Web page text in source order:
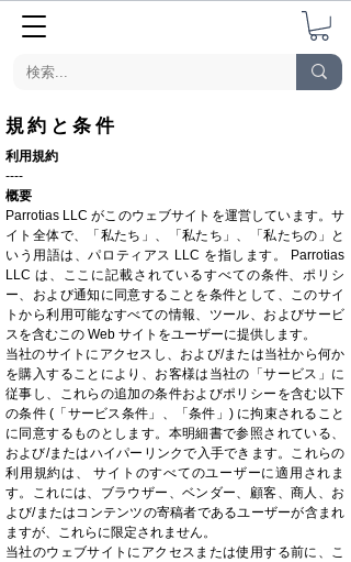
規約と条件
利用規約
----
概要
Parrotias LLC がこのウェブサイトを運営しています。サ
イト全体で、「私たち」、「私たち」、「私たちの」と
いう用語は、パロティアス LLC を指します。 Parrotias
LLC は、ここに記載されているすべての条件、ポリシ
ー、および通知に同意することを条件として、このサイ
トから利用可能なすべての情報、ツール、およびサービ
スを含むこの Web サイトをユーザーに提供します。
当社のサイトにアクセスし、および/または当社から何か
を購入することにより、お客様は当社の「サービス」に
従事し、これらの追加の条件およびポリシーを含む以下
の条件 (「サービス条件」、「条件」) に拘束されること
に同意するものとします。本明細書で参照されている、
および/またはハイパーリンクで入手できます。これらの
利用規約は、 サイトのすべてのユーザーに適用されま
す。これには、ブラウザー、ベンダー、顧客、商人、お
よび/またはコンテンツの寄稿者であるユーザーが含まれ
ますが、これらに限定されません。
当社のウェブサイトにアクセスまたは使用する前に、こ